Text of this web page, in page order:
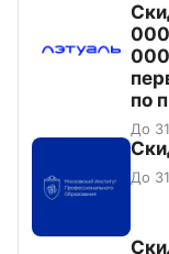
по
До
До